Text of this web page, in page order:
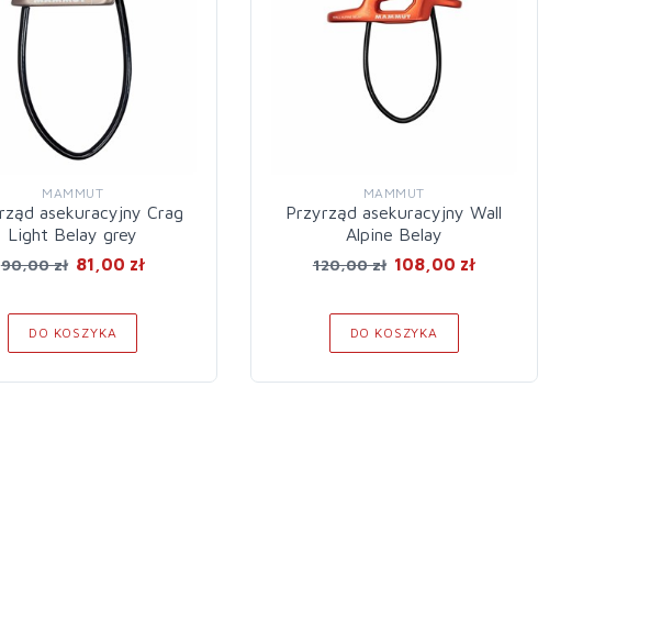
MAMMUT
asekuracyjny Crag
Light Belay grey
90,00 zł 81,00 zł
DO KOSZYKA
MAMMUT
Przyrząd asekuracyjny Wall
Alpine Belay
120,00 zł 108,00 zł
DO KOSZYKA